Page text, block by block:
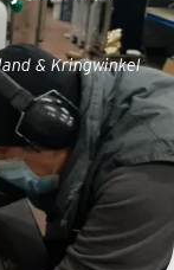
& Kringwinkel